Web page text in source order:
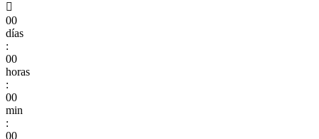

00
días
:
00
horas
:
00
min
:
00